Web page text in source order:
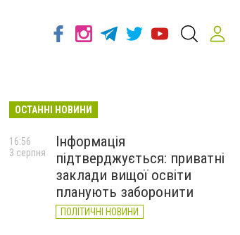
ОСТАННІ НОВИНИ
Інформація
підтверджується: приватні
заклади вищої освіти
планують заборонити
ПОЛІТИЧНІ НОВИНИ
16:56
3 серпня